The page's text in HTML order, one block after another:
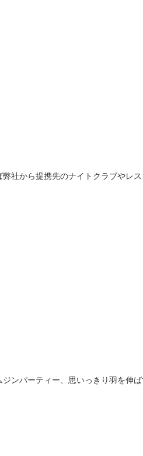
弊社から提携先のナイトクラブやレ
ジンパーティー、思いっきり羽を伸